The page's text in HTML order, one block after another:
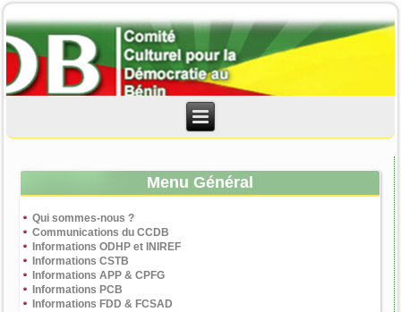
Menu Général
Qui sommes-nous ?
Communications du CCDB
Informations ODHP et INIREF
Informations CSTB
Informations APP & CPFG
Informations PCB
Informations FDD & FCSAD